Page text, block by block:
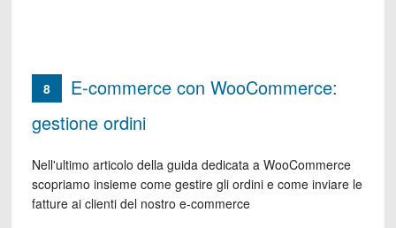
8
E-commerce con WooCommerce:
gestione ordini
Nell'ultimo articolo della guida dedicata a WooCommerce
scopriamo insieme come gestire gli ordini e come inviare le
fatture ai clienti del nostro e-commerce